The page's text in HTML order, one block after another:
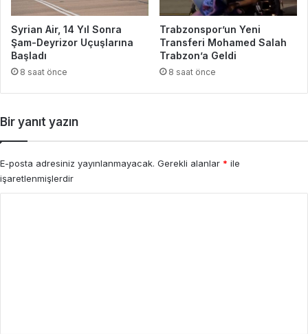
Syrian Air, 14 Yıl Sonra
Şam-Deyrizor Uçuşlarına
Başladı
8 saat önce
Trabzonspor’un Yeni
Transferi Mohamed Salah
Trabzon’a Geldi
8 saat önce
Bir yanıt yazın
E-posta adresiniz yayınlanmayacak. Gerekli alanlar * ile
işaretlenmişlerdir